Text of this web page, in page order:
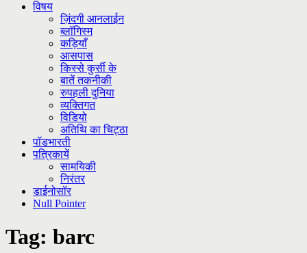
विषय
ज़िंदगी आनलाईन
ब्लॉगिस्म
कड़ियाँ
आसपास
किस्से कुर्सी के
बातें तकनीकी
रुपहली दुनिया
व्यक्तिगत
विडियो
अतिथि का चिट्ठा
पॉडभारती
पत्रिकायें
सामयिकी
निरंतर
डाईनोसॉर
Null Pointer
Tag: barc